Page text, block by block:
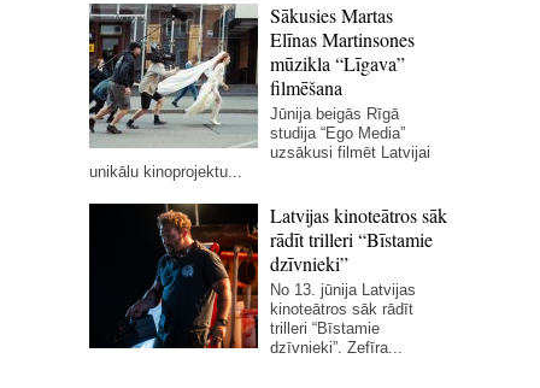
Sākusies Martas
Elīnas Martinsones
mūzikla “Līgava”
filmēšana
Jūnija beigās Rīgā
studija “Ego Media”
uzsākusi filmēt Latvijai
unikālu kinoprojektu...
Latvijas kinoteātros sāk
rādīt trilleri “Bīstamie
dzīvnieki”
No 13. jūnija Latvijas
kinoteātros sāk rādīt
trilleri “Bīstamie
dzīvnieki”. Zefīra...